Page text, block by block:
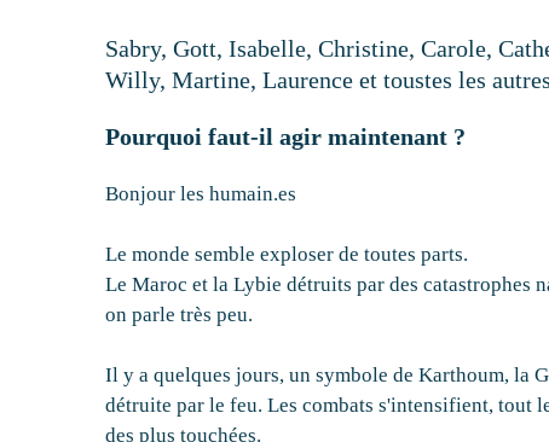
Sabry, Gott, Isabelle, Christine, Carole,
Willy, Martine, Laurence et toustes les autres
Pourquoi faut-il agir maintenant ?
Bonjour les humain.es
Le monde semble exploser de toutes parts.
Le Maroc et la Lybie détruits par des catastrophes
on parle très peu.
Il y a quelques jours, un symbole de Karthoum, la
détruite par le feu. Les combats s'intensifient, tout
des plus touchées.